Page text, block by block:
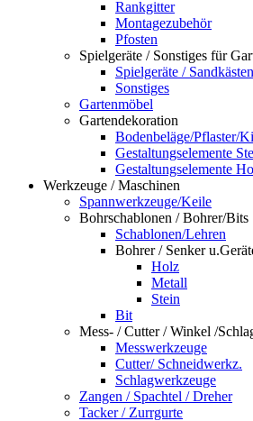
Rankgitter
Montagezubehör
Pfosten
Spielgeräte / Sonstiges für
Spielgeräte / Sandkästen
Sonstiges
Gartenmöbel
Gartendekoration
Bodenbeläge/Pflaster/
Gestaltungselemente
Gestaltungselemente
Werkzeuge / Maschinen
Spannwerkzeuge/Keile
Bohrschablonen / Bohrer/Bits
Schablonen/Lehren
Bohrer / Senker
Holz
Metall
Stein
Bit
Mess- / Cutter / Winkel /
Messwerkzeuge
Cutter/ Schneidwerkz.
Schlagwerkzeuge
Zangen / Spachtel / Dreher
Tacker / Zurrgurte